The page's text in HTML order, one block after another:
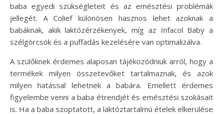
baba egyedi szükségleteit és az emésztési problémák
jellegét. A Colief különösen hasznos lehet azoknak a
babáknak, akik laktózérzékenyek, míg az Infacol Baby a
szélgörcsök és a puffadás kezelésére van optimalizálva.
A szülőknek érdemes alaposan tájékozódniuk arról, hogy a
termékek milyen összetevőket tartalmaznak, és azok
milyen hatással lehetnek a babára. Emellett érdemes
figyelembe venni a baba étrendjét és emésztési szokásait
is. Ha a baba szoptatott, a laktóztartalmú ételek elkerülése